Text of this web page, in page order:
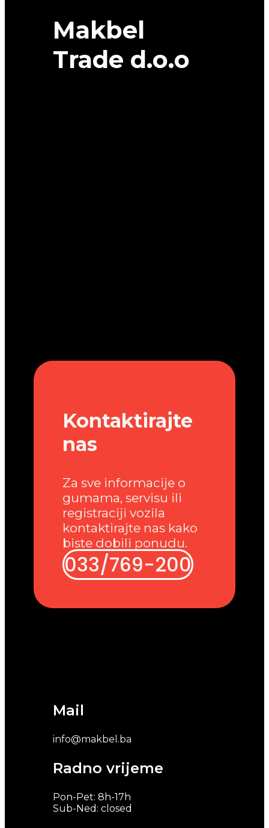
Makbel
Trade d.o.o
Mail
info@makbel.ba
Radno vrijeme
Pon-Pet: 8h-17h
Sub-Ned: closed
Kontaktirajte
nas
Za sve informacije o
gumama, servisu ili
registraciji vozila
kontaktirajte nas kako
biste dobili ponudu.
033/769-200